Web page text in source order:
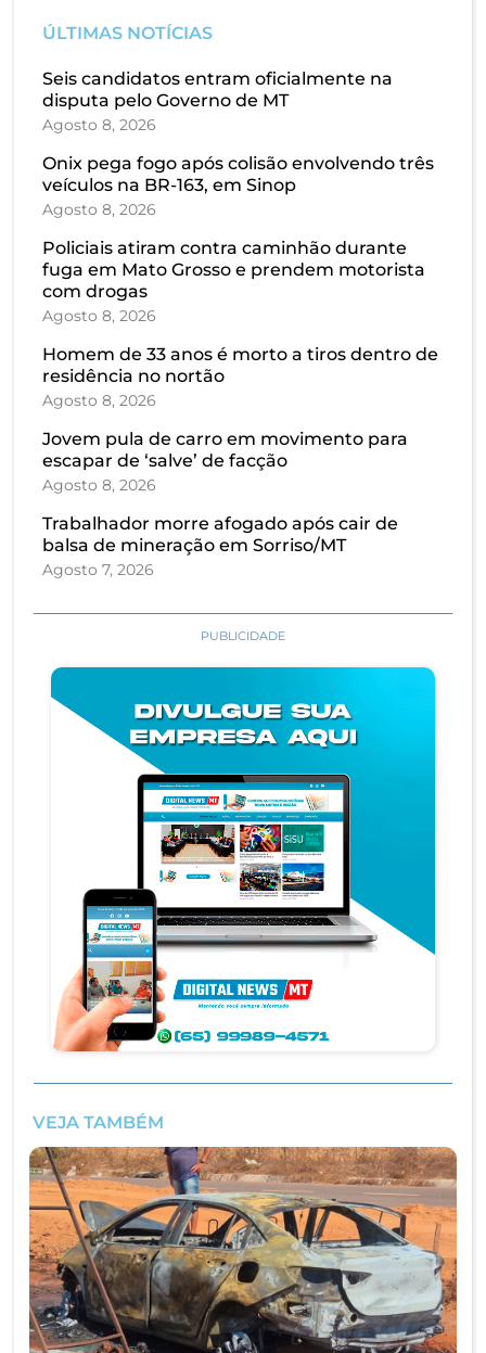
ÚLTIMAS NOTÍCIAS
Seis candidatos entram oficialmente na
disputa pelo Governo de MT
Agosto 8, 2026
Onix pega fogo após colisão envolvendo três
veículos na BR-163, em Sinop
Agosto 8, 2026
Policiais atiram contra caminhão durante
fuga em Mato Grosso e prendem motorista
com drogas
Agosto 8, 2026
Homem de 33 anos é morto a tiros dentro de
residência no nortão
Agosto 8, 2026
Jovem pula de carro em movimento para
escapar de ‘salve’ de facção
Agosto 8, 2026
Trabalhador morre afogado após cair de
balsa de mineração em Sorriso/MT
Agosto 7, 2026
PUBLICIDADE
VEJA TAMBÉM